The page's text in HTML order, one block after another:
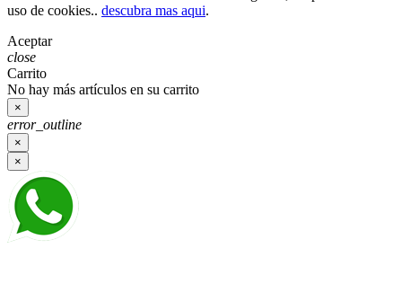
uso de cookies.. descubra mas aqui.
Aceptar
close
Carrito
No hay más artículos en su carrito
×
error_outline
×
×